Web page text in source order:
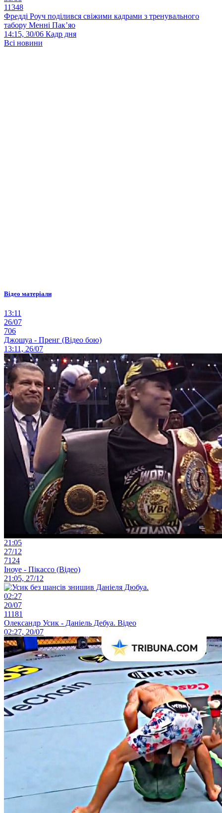
11348
Фредді Роуч поділився свіжими кадрами з тренувального
табору Менні Пак’яо
14:15, 30/06 Кадр дня
Всі новини
Відео матеріали
13:11
26/07
706
Джошуа - Пренг (Відео бою)
13:11, 26/07
21:05
27/12
7124
Іноуе - Пікассо (Відео)
21:05, 27/12
02:27
20/07
11181
Олександр Усик - Даніель Дебуа. Відео
02:27, 20/07